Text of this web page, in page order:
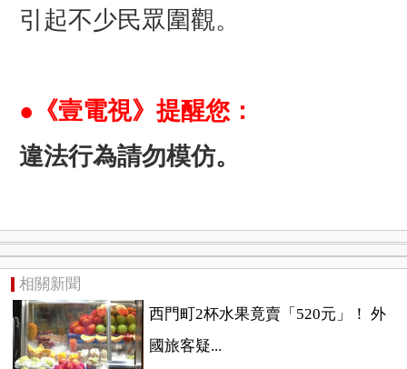
引起不少民眾圍觀。
●《壹電視》提醒您：
違法行為請勿模仿。
相關新聞
西門町2杯水果竟賣「520元」！ 外
國旅客疑...